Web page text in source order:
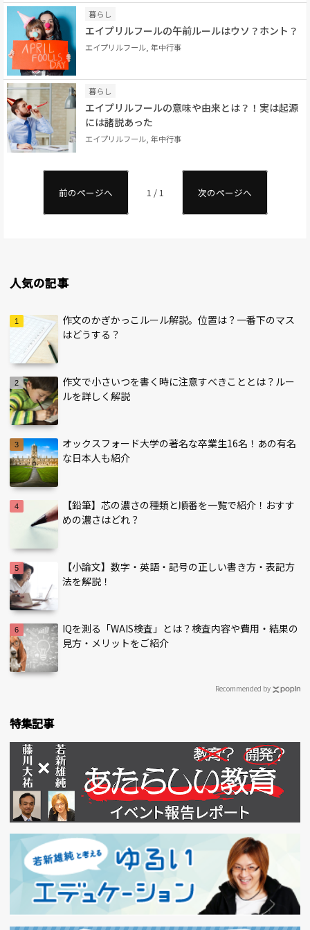
暮らし
エイプリルフールの午前ルールはウソ？ホント？
エイプリルフール, 年中行事
暮らし
エイプリルフールの意味や由来とは？！実は起源
には諸説あった
エイプリルフール, 年中行事
前のページへ 1 / 1 次のページへ
人気の記事
作文のかぎかっこルール解説。位置は？一番下のマス
はどうする？
作文で小さいつを書く時に注意すべきこととは？ルー
ルを詳しく解説
オックスフォード大学の著名な卒業生16名！あの有名
な日本人も紹介
【鉛筆】芯の濃さの種類と順番を一覧で紹介！おすす
めの濃さはどれ？
【小論文】数字・英語・記号の正しい書き方・表記方
法を解説！
IQを測る「WAIS検査」とは？検査内容や費用・結果の
見方・メリットをご紹介
Recommended by
特集記事